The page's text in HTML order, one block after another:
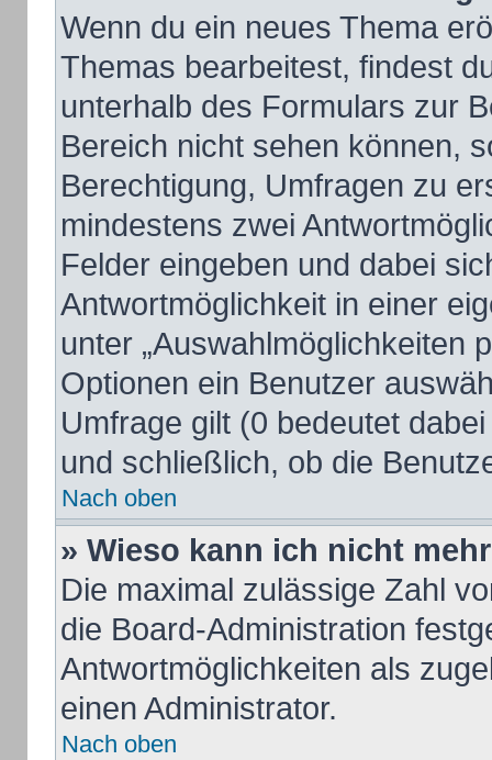
Wenn du ein neues Thema
Themas bearbeitest, findest
unterhalb des Formulars zur
Bereich nicht sehen können,
Berechtigung, Umfragen zu
mindestens zwei
Felder eingeben und dabei
Antwortmöglichkeit in einer
unter „Auswahlmöglichkeiten
Optionen ein Benutzer
Umfrage gilt (0 bedeutet
und schließlich, ob die
Nach oben
» Wieso kann ich nicht
Die maximal zulässige Zahl
die Board-Administration
Antwortmöglichkeiten als
einen Administrator.
Nach oben